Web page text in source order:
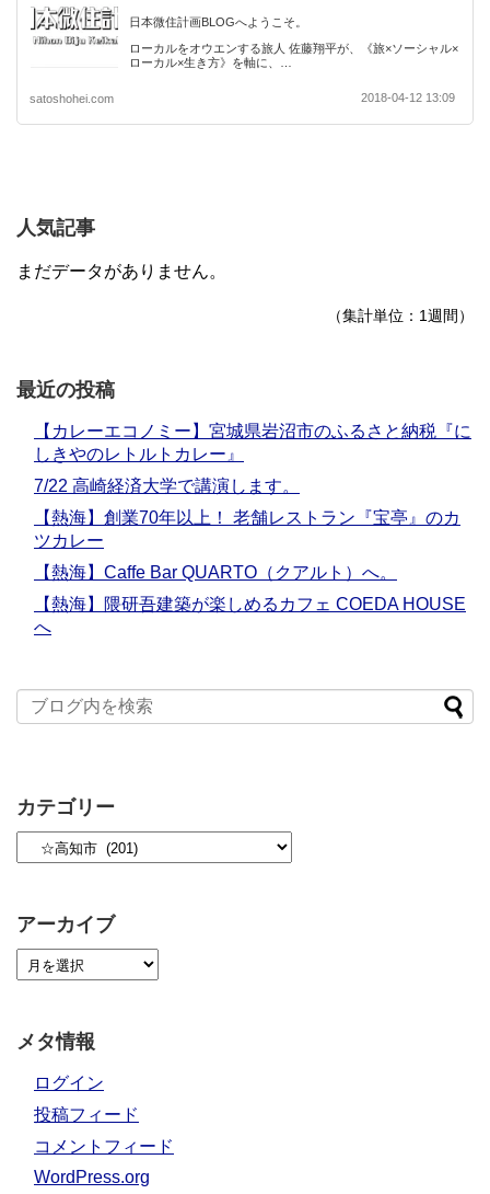
日本微住計画BLOGへようこそ。
ローカルをオウエンする旅人 佐藤翔平が、《旅×ソーシャル×
ローカル×生き方》を軸に、…
satoshohei.com 2018-04-12 13:09
人気記事
まだデータがありません。
（集計単位：1週間）
最近の投稿
【カレーエコノミー】宮城県岩沼市のふるさと納税『に
しきやのレトルトカレー』
7/22 高崎経済大学で講演します。
【熱海】創業70年以上！ 老舗レストラン『宝亭』のカ
ツカレー
【熱海】Caffe Bar QUARTO（クアルト）へ。
【熱海】隈研吾建築が楽しめるカフェ COEDA HOUSE
へ
カテゴリー
アーカイブ
メタ情報
ログイン
投稿フィード
コメントフィード
WordPress.org